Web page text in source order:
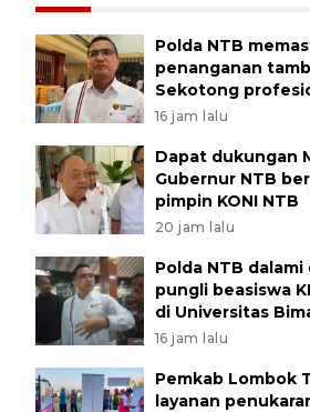
Polda NTB
penanganan
Sekotong
16 jam lalu
Dapat dukungan
Gubernur NTB
pimpin KONI NTB
20 jam lalu
Polda NTB dalami
pungli beasiswa
di Universitas
16 jam lalu
Pemkab Lombok
layanan